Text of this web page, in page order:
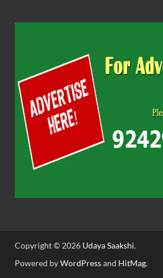
Copyright © 2026 Udaya Saakshi.
Powered byWordPressand HitMag.